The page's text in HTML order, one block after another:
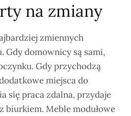
na zmiany
zmiennych
Gdy domownicy są sami,
Gdy przychodzą
miejsca do
się praca zdalna, przydaje
biurkiem. Meble modułowe